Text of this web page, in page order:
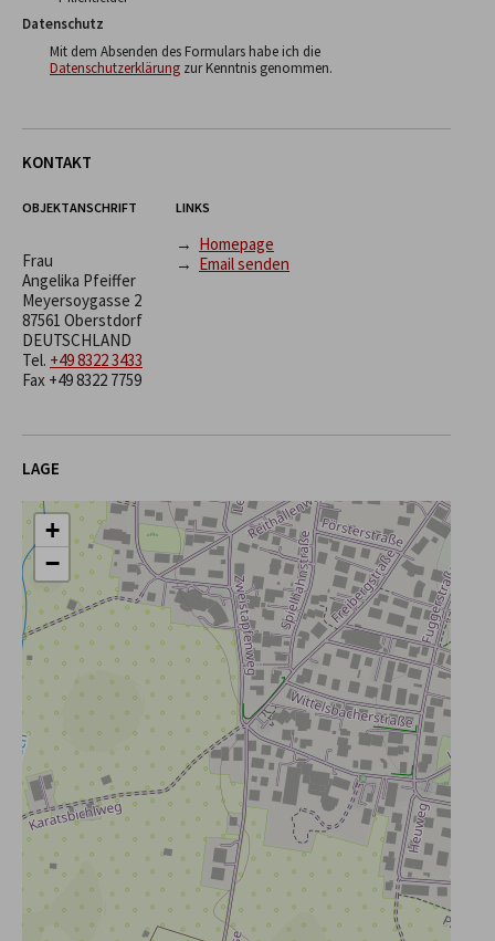
Datenschutz
Mit dem Absenden des Formulars habe ich die
Datenschutzerklärung zur Kenntnis genommen.
KONTAKT
OBJEKTANSCHRIFT
Frau
Angelika Pfeiffer
Meyersoygasse 2
87561 Oberstdorf
DEUTSCHLAND
Tel. +49 8322 3433
Fax +49 8322 7759
LINKS
→ Homepage
→ Email senden
LAGE
+
−